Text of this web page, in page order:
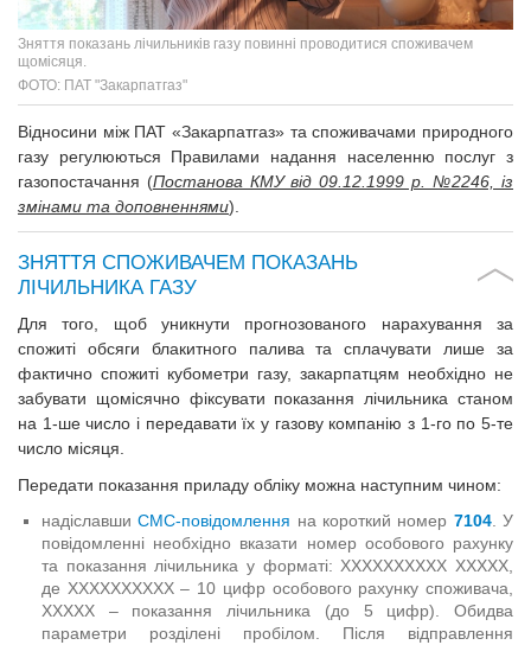
Зняття показань лічильників газу повинні проводитися споживачем
щомісяця.
ФОТО: ПАТ "Закарпатгаз"
Відносини між ПАТ «Закарпатгаз» та споживачами природного
газу регулюються Правилами надання населенню послуг з
газопостачання (Постанова КМУ від 09.12.1999 р. №2246, із
змінами та доповненнями).
ЗНЯТТЯ СПОЖИВАЧЕМ ПОКАЗАНЬ
ЛІЧИЛЬНИКА ГАЗУ
Для того, щоб уникнути прогнозованого нарахування за
спожиті обсяги блакитного палива та сплачувати лише за
фактично спожиті кубометри газу, закарпатцям необхідно не
забувати щомісячно фіксувати показання лічильника станом
на 1-ше число і передавати їх у газову компанію з 1-го по 5-те
число місяця.
Передати показання приладу обліку можна наступним чином:
надіславшиСМС-повідомлення на короткий номер 7104. У
повідомленні необхідно вказати номер особового рахунку
та показання лічильника у форматі: ХХХХХХХХХХ ХХХХХ,
де ХХХХХХХХХХ – 10 цифр особового рахунку споживача,
ХХХХХ – показання лічильника (до 5 цифр). Обидва
параметри розділені пробілом. Після відправлення